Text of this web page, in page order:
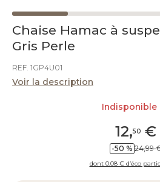
Chaise Hamac à
Gris Perle
REF. 1GP4U01
Voir la description
12,50 €
-50 % 24,99
dont 0.08 € d’éco